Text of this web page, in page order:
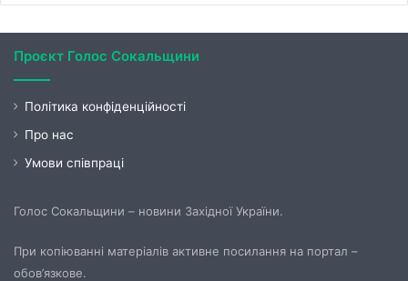
Проєкт Голос Сокальщини
Політика конфіденційності
Про нас
Умови співпраці
Голос Сокальщини – новини Західної України.
При копіюванні матеріалів активне посилання на портал –
обов’язкове.